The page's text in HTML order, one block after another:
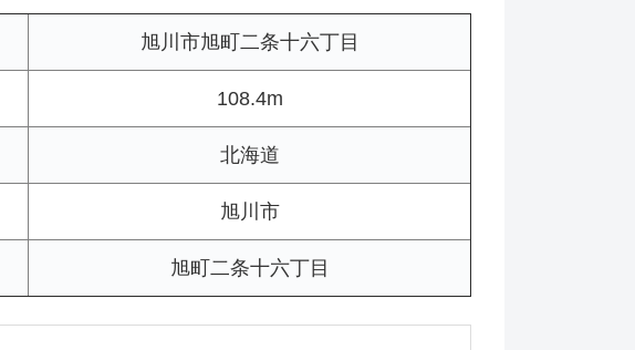
旭川市旭町二条十六丁目
108.4m
北海道
旭川市
旭町二条十六丁目